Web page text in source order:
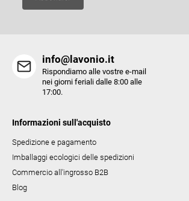
c
info@lavonio.it
Rispondiamo alle vostre e-mail
nei giorni feriali dalle 8:00 alle
17:00.
Informazioni sull'acquisto
Spedizione e pagamento
Imballaggi ecologici delle spedizioni
Commercio all'ingrosso B2B
Blog